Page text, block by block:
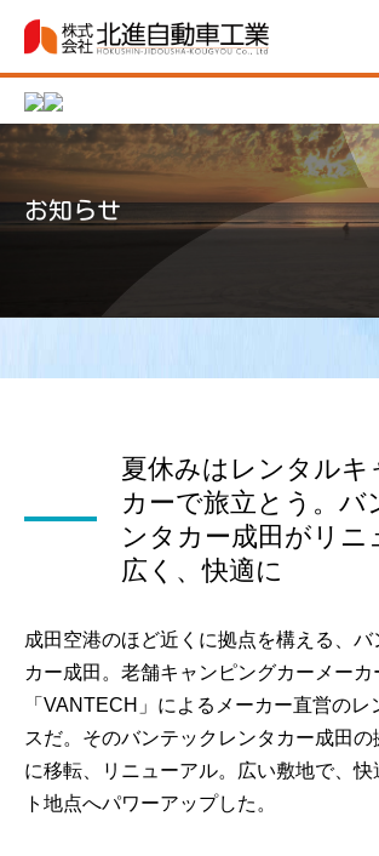
テ
ツ
へ
株
式
会
社
北
進
お知らせ
夏休みはレンタル
カーで旅立とう。バ
ンタカー成田がリニ
広く、快適に
成田空港のほど近くに拠点を構える、バ
カー成田。老舗キャンピングカーメーカ
「VANTECH」によるメーカー直営の
スだ。そのバンテックレンタカー成田の
に移転、リニューアル。広い敷地で、快
ト地点へパワーアップした。